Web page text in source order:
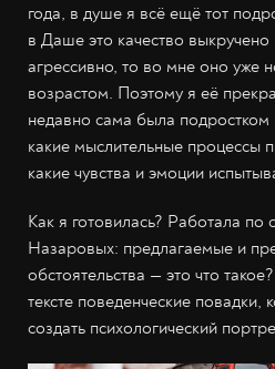
года, в душе я всё ещё тот
в Даше это качество
агрессивно, то во мне оно уже
возрастом. Поэтому я её
недавно сама была подростком
какие мыслительные процессы
какие чувства и эмоции
Как я готовилась? Работала по
Назаровых: предлагаемые и
обстоятельства — это что
тексте поведенческие
создать психологический